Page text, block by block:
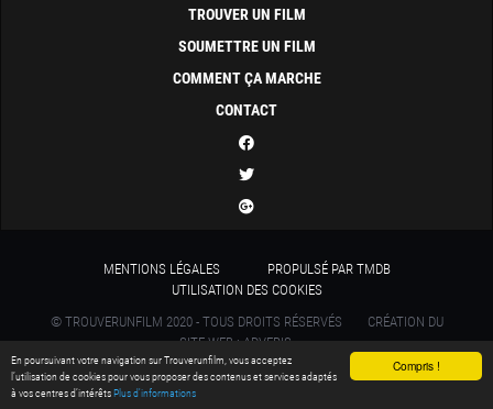
Compris !
En poursuivant votre navigation sur Trouverunfilm, vous acceptez
l’utilisation de cookies pour vous proposer des contenus et services adaptés
à vos centres d’intérêtsPlus d'informations
TROUVER UN FILM
SOUMETTRE UN FILM
COMMENT ÇA MARCHE
CONTACT
MENTIONS LÉGALES
PROPULSÉ PAR TMDB
UTILISATION DES COOKIES
© TROUVERUNFILM 2020 - TOUS DROITS RÉSERVÉS
CRÉATION DU
SITE WEB : ADVERIS